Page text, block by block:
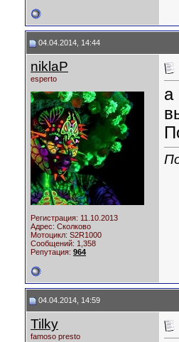
04.04.2014, 14:44
niklaP
esperto
Регистрация: 11.10.2013
Адрес: Сколково
Мотоцикл: S2R1000
Сообщений: 1,358
Репутация: 964
а
04.04.2014, 14:59
Tilky
famoso presto